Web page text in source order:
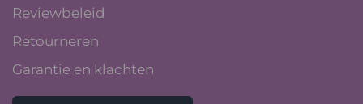
Reviewbeleid
Retourneren
Garantie en klachten